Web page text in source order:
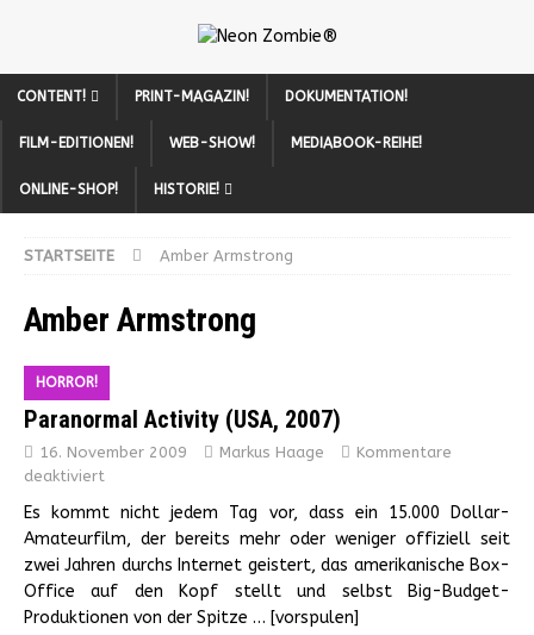
CONTENT! PRINT-MAGAZIN! DOKUMENTATION!
FILM-EDITIONEN! WEB-SHOW! MEDIABOOK-REIHE!
ONLINE-SHOP! HISTORIE!
STARTSEITE Amber Armstrong
Amber Armstrong
HORROR!
Paranormal Activity (USA, 2007)
16. November 2009 Markus Haage
Kommentare
deaktiviert
Es kommt nicht jedem Tag vor, dass ein 15.000 Dollar-
Amateurfilm, der bereits mehr oder weniger offiziell seit
zwei Jahren durchs Internet geistert, das amerikanische Box-
Office auf den Kopf stellt und selbst Big-Budget-
Produktionen von der Spitze … [vorspulen]